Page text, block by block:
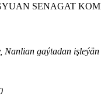
SENAGAT
Nanlian gaýtadan